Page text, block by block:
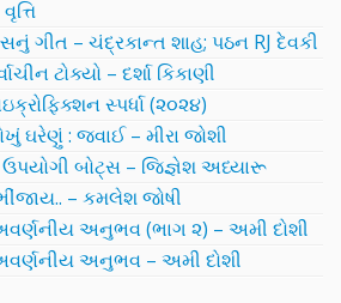
ગીત – ચંદ્રકાન્ત શાહ; પઠન RJ દેવકી
ટોક્યો – દર્શા કિકાણી
સ્પર્ધા (૨૦૨૪)
ઘરેણું : જવાઈ – મીરા જોશી
ઉપયોગી બોટ્સ – જિજ્ઞેશ અધ્યારૂ
– કમલેશ જોષી
અનુભવ (ભાગ ૨) – અમી દોશી
અનુભવ – અમી દોશી